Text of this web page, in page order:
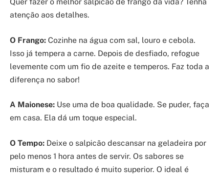
atenção aos detalhes.
O Frango: Cozinhe na água com sal, louro e cebola.
Isso já tempera a carne. Depois de desfiado, refogue
levemente com um fio de azeite e temperos. Faz toda a
diferença no sabor!
A Maionese: Use uma de boa qualidade. Se puder, faça
em casa. Ela dá um toque especial.
O Tempo: Deixe o salpicão descansar na geladeira por
pelo menos 1 hora antes de servir. Os sabores se
misturam e o resultado é muito superior. O ideal é